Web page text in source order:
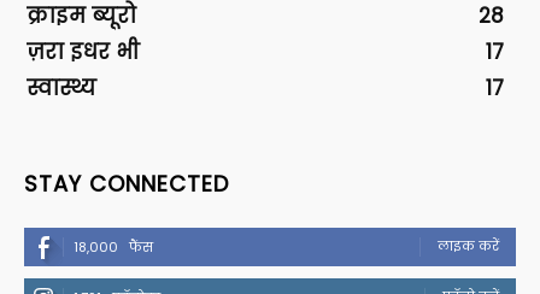
क्राइम ब्यूरो
28
ज़रा इधर भी
17
स्वास्थ्य
17
STAY CONNECTED
18,000 फैंस लाइक करें